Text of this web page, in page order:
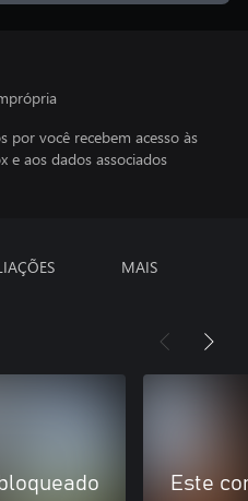
por você recebem acesso às
e aos dados associados
MAIS
Este